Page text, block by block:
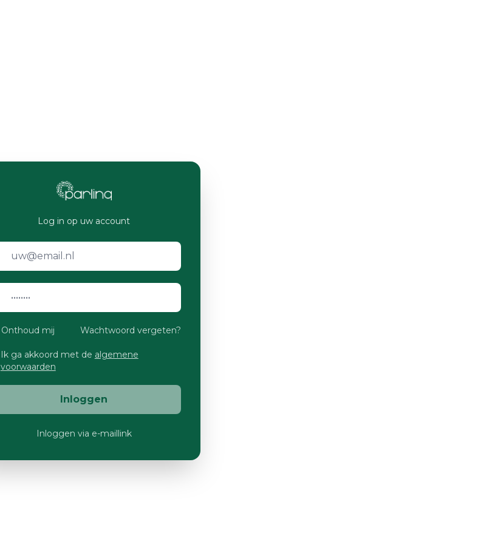
Log in op uw account
Onthoud mij Wachtwoord vergeten?
Ik ga akkoord met de algemene
voorwaarden
Inloggen
Inloggen via e-maillink